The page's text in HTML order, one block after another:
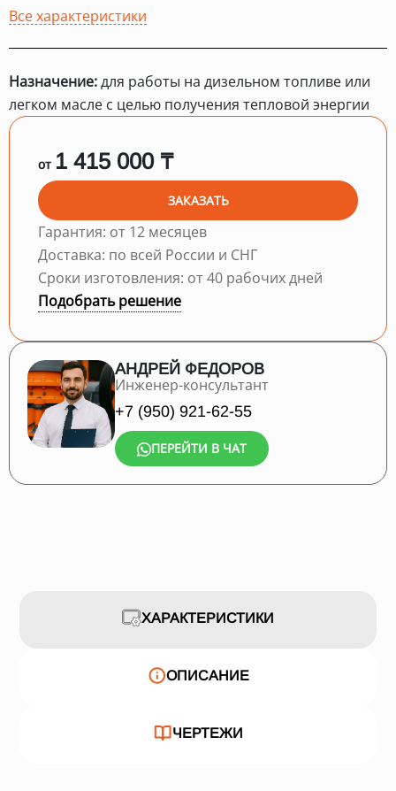
Все характеристики
Назначение:для работы на дизельном топливе или
легком масле с целью получения тепловой энергии
от 1 415 000 ₸
ЗАКАЗАТЬ
Гарантия: от 12 месяцев
Доставка: по всей России и СНГ
Сроки изготовления: от 40 рабочих дней
Подобрать решение
АНДРЕЙ ФЕДОРОВ
Инженер-консультант
+7 (950) 921-62-55
ПЕРЕЙТИ В ЧАТ
ХАРАКТЕРИСТИКИ
ОПИСАНИЕ
ЧЕРТЕЖИ